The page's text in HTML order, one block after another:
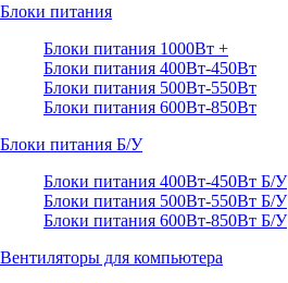
Блоки питания
Блоки питания 1000Вт +
Блоки питания 400Вт-450Вт
Блоки питания 500Вт-550Вт
Блоки питания 600Вт-850Вт
Блоки питания Б/У
Блоки питания 400Вт-450Вт Б/У
Блоки питания 500Вт-550Вт Б/У
Блоки питания 600Вт-850Вт Б/У
Вентиляторы для компьютера